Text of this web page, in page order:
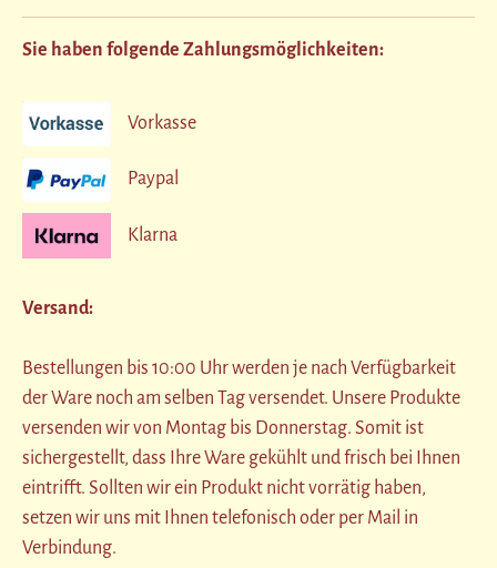
Sie haben folgende Zahlungsmöglichkeiten:
Vorkasse
Paypal
Klarna
Versand:
Bestellungen bis 10:00 Uhr werden je nach Verfügbarkeit
der Ware noch am selben Tag versendet. Unsere Produkte
versenden wir von Montag bis Donnerstag. Somit ist
sichergestellt, dass Ihre Ware gekühlt und frisch bei Ihnen
eintrifft. Sollten wir ein Produkt nicht vorrätig haben,
setzen wir uns mit Ihnen telefonisch oder per Mail in
Verbindung.